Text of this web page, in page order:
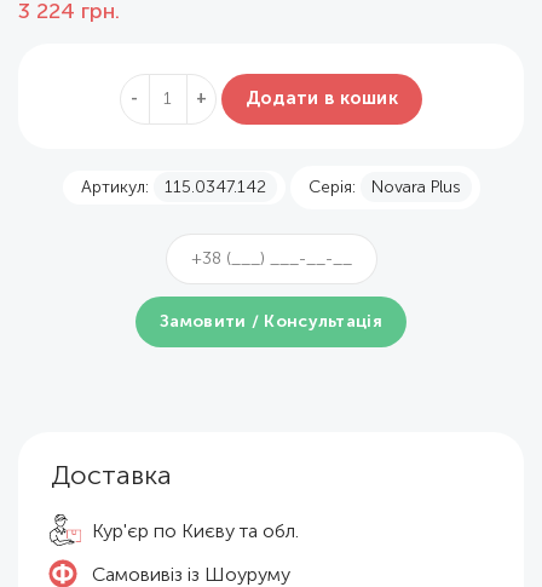
3 224 грн.
Додати в кошик
Артикул: 115.0347.142 Серія: Novara Plus
Доставка
Кур'єр по Києву та обл.
Самовивіз із Шоуруму